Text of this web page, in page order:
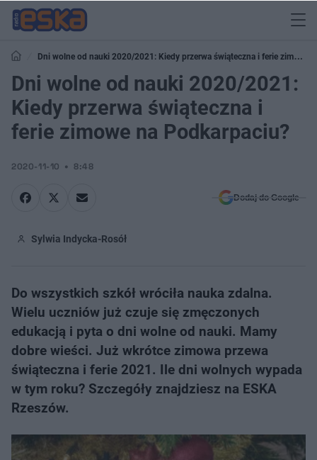
Dni wolne od nauki 2020/2021: Kiedy przerwa świąteczna i ferie zimowe
na Podkarpaciu?
Dni wolne od nauki 2020/2021:
Kiedy przerwa świąteczna i
ferie zimowe na Podkarpaciu?
2020-11-10 8:48
Dodaj do Google
Sylwia Indycka-Rosół
Do wszystkich szkół wróciła nauka zdalna.
Wielu uczniów już czuje się zmęczonych
edukacją i pyta o dni wolne od nauki. Mamy
dobre wieści. Już wkrótce zimowa przewa
świąteczna i ferie 2021. Ile dni wolnych wypada
w tym roku? Szczegóły znajdziesz na ESKA
Rzeszów.